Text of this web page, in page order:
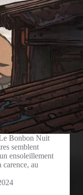
Bonbon Nuit
semblent
ensoleillement
carence, au